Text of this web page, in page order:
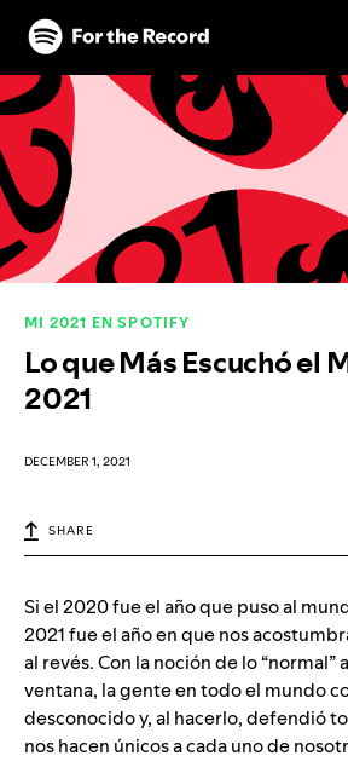
Skip to main content
Skip to footer
MI 2021 EN SPOTIFY
Lo que Más Escuchó el
2021
DECEMBER 1, 2021
SHARE
Si el 2020 fue el año que puso al
2021 fue el año en que nos
al revés. Con la noción de lo “normal”
ventana, la gente en todo el mundo
desconocido y, al hacerlo, defendió
nos hacen únicos a cada uno de